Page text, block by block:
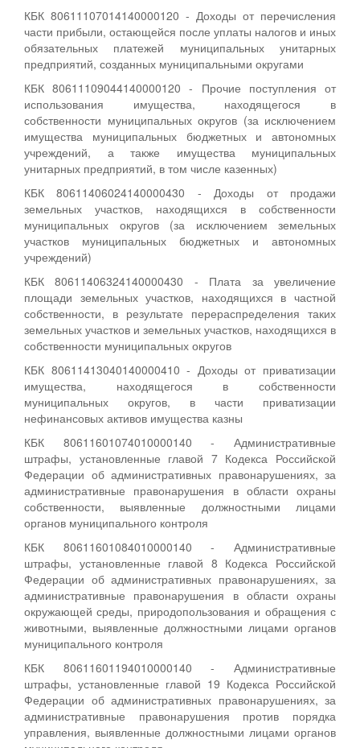
КБК 80611107014140000120 - Доходы от перечисления
части прибыли, остающейся после уплаты налогов и иных
обязательных платежей муниципальных унитарных
предприятий, созданных муниципальными округами
КБК 80611109044140000120 - Прочие поступления от
использования имущества, находящегося в
собственности муниципальных округов (за исключением
имущества муниципальных бюджетных и автономных
учреждений, а также имущества муниципальных
унитарных предприятий, в том числе казенных)
КБК 80611406024140000430 - Доходы от продажи
земельных участков, находящихся в собственности
муниципальных округов (за исключением земельных
участков муниципальных бюджетных и автономных
учреждений)
КБК 80611406324140000430 - Плата за увеличение
площади земельных участков, находящихся в частной
собственности, в результате перераспределения таких
земельных участков и земельных участков, находящихся в
собственности муниципальных округов
КБК 80611413040140000410 - Доходы от приватизации
имущества, находящегося в собственности
муниципальных округов, в части приватизации
нефинансовых активов имущества казны
КБК 80611601074010000140 - Административные
штрафы, установленные главой 7 Кодекса Российской
Федерации об административных правонарушениях, за
административные правонарушения в области охраны
собственности, выявленные должностными лицами
органов муниципального контроля
КБК 80611601084010000140 - Административные
штрафы, установленные главой 8 Кодекса Российской
Федерации об административных правонарушениях, за
административные правонарушения в области охраны
окружающей среды, природопользования и обращения с
животными, выявленные должностными лицами органов
муниципального контроля
КБК 80611601194010000140 - Административные
штрафы, установленные главой 19 Кодекса Российской
Федерации об административных правонарушениях, за
административные правонарушения против порядка
управления, выявленные должностными лицами органов